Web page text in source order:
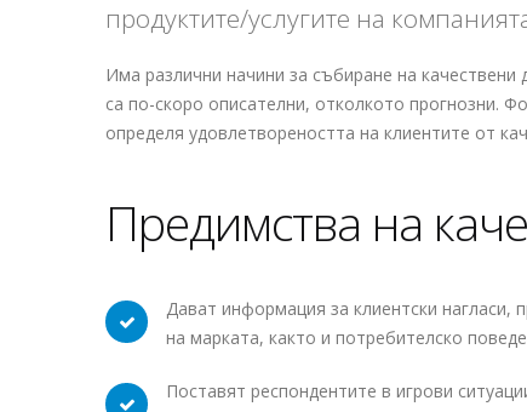
продуктите/услугите на
Има различни начини за събиране на качествени
са по-скоро описателни, отколкото прогнозни.
определя удовлетвореността на клиентите от
Предимства на
Дават информация за клиентски нагласи,
на марката, както и потребителско
Поставят респондентите в игрови